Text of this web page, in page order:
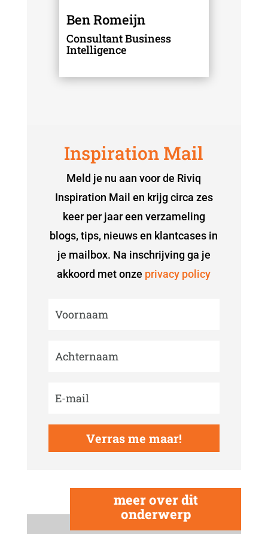
Ben Romeijn
Consultant Business
Intelligence
Inspiration Mail
Meld je nu aan voor de Riviq
Inspiration Mail en krijg circa zes
keer per jaar een verzameling
blogs, tips, nieuws en klantcases in
je mailbox. Na inschrijving ga je
akkoord met onze privacy policy
Verras me maar!
meer over dit
onderwerp